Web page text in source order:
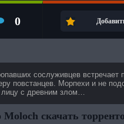
0
сослуживцев встречает
повстанцев. Морпехи и не
лицу с древним злом…
скачать